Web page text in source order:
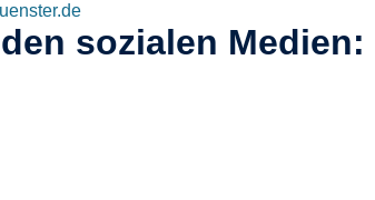
sozialen Medien: